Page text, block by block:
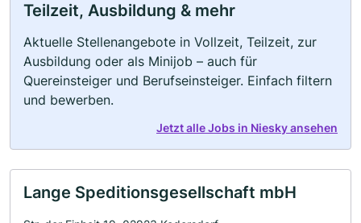
Teilzeit, Ausbildung & mehr
Aktuelle Stellenangebote in Vollzeit, Teilzeit, zur
Ausbildung oder als Minijob – auch für
Quereinsteiger und Berufseinsteiger. Einfach filtern
und bewerben.
Jetzt alle Jobs in Niesky ansehen
Lange Speditionsgesellschaft mbH